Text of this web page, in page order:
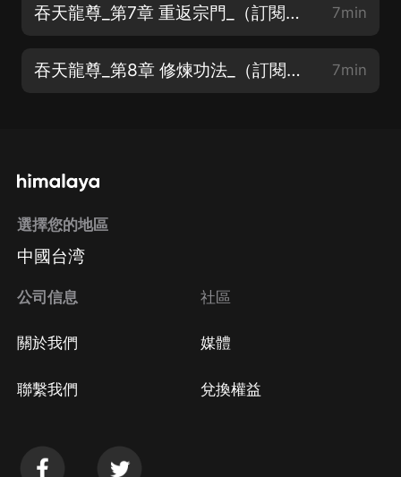
吞天龍尊_第7章 重返宗門_（訂閱收聽加點讚都有機會加更呦） 7min
吞天龍尊_第8章 修煉功法_（訂閱收聽加點讚都有機會加更呦） 7min
選擇您的地區
中國台湾
公司信息
關於我們
聯繫我們
社區
媒體
兌換權益